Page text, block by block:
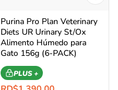
Purina Pro Plan Veterinary
Diets UR Urinary St/Ox
Alimento Húmedo para
Gato 156g (6-PACK)
PLUS +